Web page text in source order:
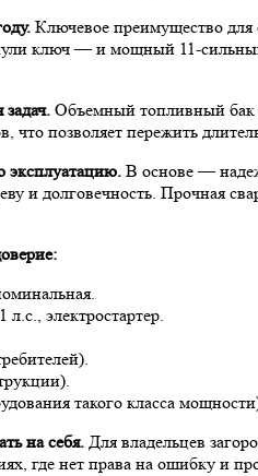
Ключевое преимущество для
ключ — и мощный 11-
Объемный топливный бак
что позволяет пережить
эксплуатацию. В основе —
и долговечность. Прочная
электростартер.
такого класса
на себя. Для владельцев
где нет права на ошибку и